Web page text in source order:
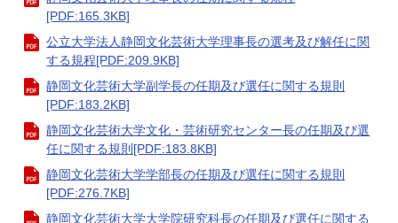
[PDF:165.3KB]
公立大学法人静岡文化芸術大学理事長の選考及び解任に関
する規程[PDF:209.9KB]
静岡文化芸術大学副学長の任期及び選任に関する規則
[PDF:183.2KB]
静岡文化芸術大学文化・芸術研究センター長の任期及び選
任に関する規則[PDF:183.8KB]
静岡文化芸術大学学部長の任期及び選任に関する規則
[PDF:276.7KB]
静岡文化芸術大学大学院研究科長の任期及び選任に関する